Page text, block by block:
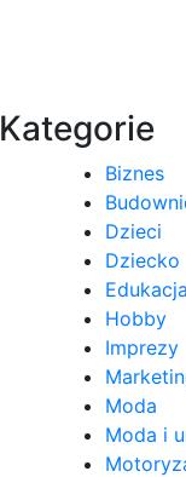
Kategorie
Biznes
Dzieci
Dziecko
Edukacja
Hobby
Imprezy
Moda
Moda i